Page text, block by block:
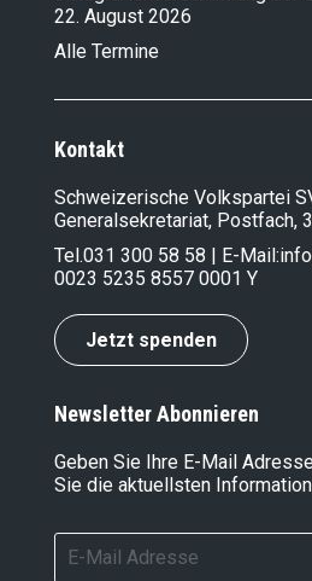
22. August 2026
Alle Termine
Kontakt
Schweizerische Volkspartei
Generalsekretariat, Postfach,
Tel.031 300 58 58 | E-Mail:
0023 5235 8557 0001 Y
Jetzt spenden
Newsletter Abonnieren
Geben Sie Ihre E-Mail
Sie die aktuellsten